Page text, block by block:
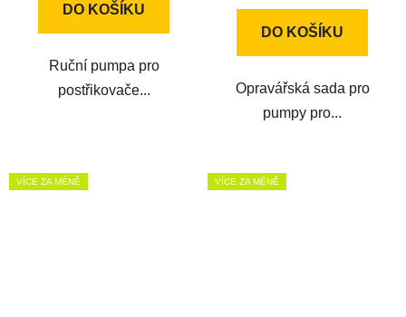
DO KOŠÍKU
Ruční pumpa pro
postřikovače...
DO KOŠÍKU
Opravářská sada pro
pumpy pro...
VÍCE ZA MÉNĚ VÍCE ZA MÉNĚ